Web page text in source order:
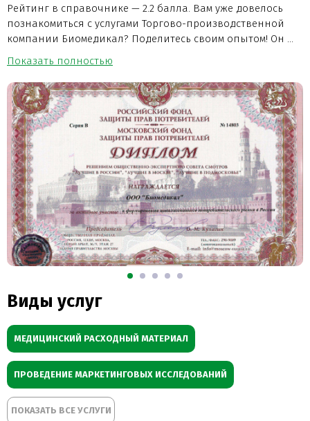
Рейтинг в справочнике — 2.2 балла. Вам уже довелось
познакомиться с услугами Торгово-производственной
компании Биомедикал? Поделитесь своим опытом! Он ...
Показать полностью
Виды услуг
МЕДИЦИНСКИЙ РАСХОДНЫЙ МАТЕРИАЛ
ПРОВЕДЕНИЕ МАРКЕТИНГОВЫХ ИССЛЕДОВАНИЙ
ПОСТАВЩИК МЕДИЦИНСКИХ ТОВАРОВ
ПОКАЗАТЬ ВСЕ УСЛУГИ